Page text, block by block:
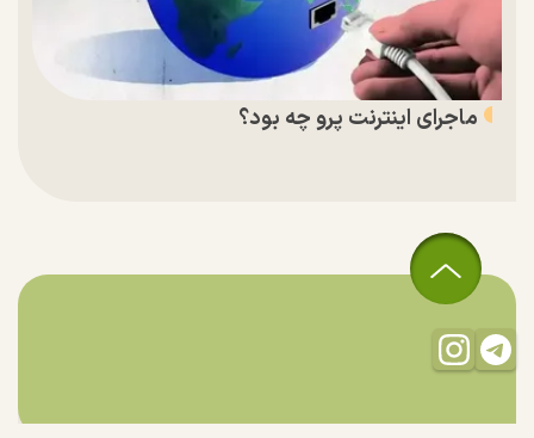
ماجرای اینترنت پرو چه بود؟